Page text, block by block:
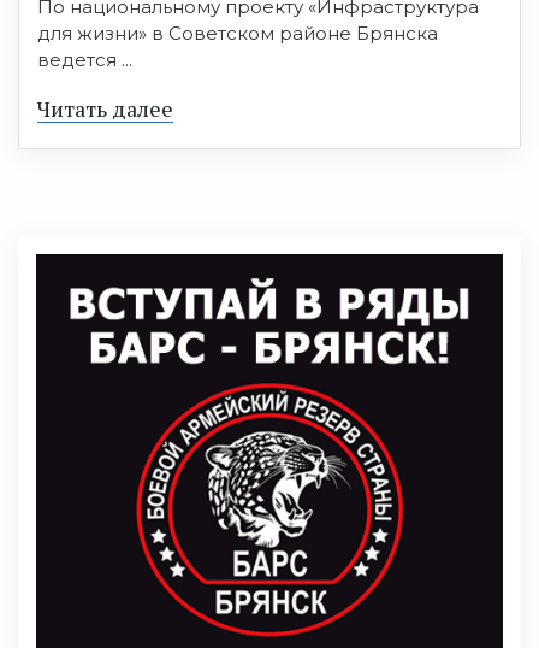
По национальному проекту «Инфраструктура
для жизни» в Советском районе Брянска
ведется ...
Читать далее